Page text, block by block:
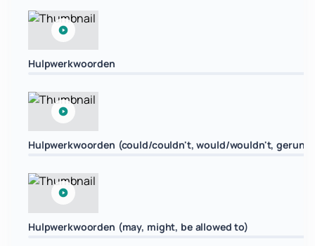
Hulpwerkwoorden
Hulpwerkwoorden (could/couldn't, would/wouldn't, gerund
Hulpwerkwoorden (may, might, be allowed to)